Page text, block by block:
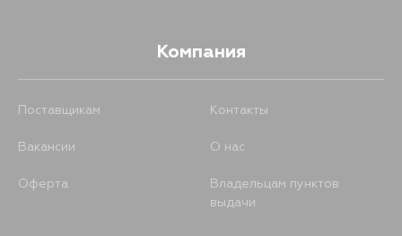
Компания
Поставщикам Контакты
Вакансии О нас
Оферта
Владельцам пунктов
выдачи